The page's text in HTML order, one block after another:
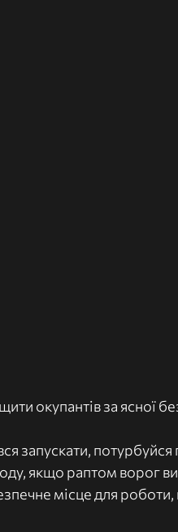
окупантів за ясної
запускати, потурбуйся
якщо раптом ворог
місце для